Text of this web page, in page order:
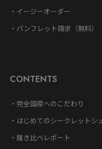
イージーオーダー
パンフレット請求（無料）
CONTENTS
完全国産へのこだわり
はじめてのシークレットシ
履き比べレポート